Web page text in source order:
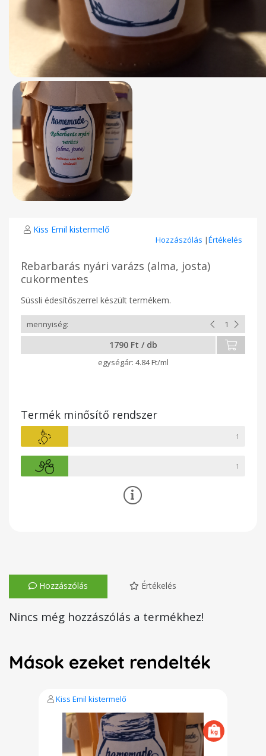
Kiss Emil kistermelő
Hozzászólás |Értékelés
Rebarbarás nyári varázs (alma, josta)
cukormentes
Süssli édesítőszerrel készült termékem.
1790 Ft / db
4.84 Ft/ml
Termék minősítő rendszer
1
1
Hozzászólás Értékelés
Nincs még hozzászólás a termékhez!
Mások ezeket rendelték
Kiss Emil kistermelő